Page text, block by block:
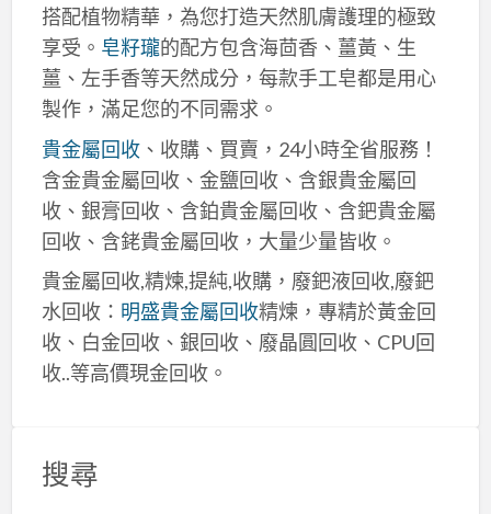
搭配植物精華，為您打造天然肌膚護理的極致
享受。 皂籽瓏的配方包含海茴香、薑黃、生
薑、左手香等天然成分，每款手工皂都是用心
製作，滿足您的不同需求。
貴金屬回收、收購、買賣，24小時全省服務！
含金貴金屬回收、金鹽回收、含銀貴金屬回
收、銀膏回收、含鉑貴金屬回收、含鈀貴金屬
回收、含銠貴金屬回收，大量少量皆收。
貴金屬回收,精煉,提純,收購，廢鈀液回收,廢鈀
水回收： 明盛貴金屬回收精煉，專精於黃金回
收、白金回收、銀回收、廢晶圓回收、CPU回
收..等高價現金回收。
搜尋